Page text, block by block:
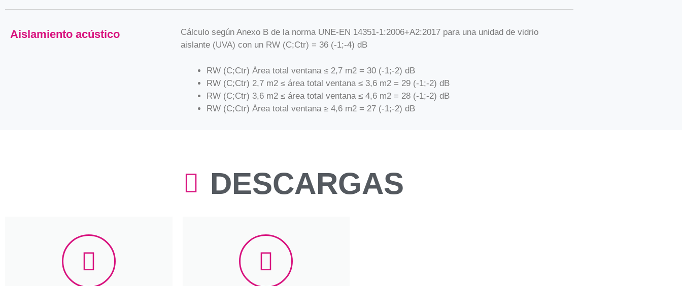
Aislamiento acústico
Cálculo según Anexo B de la norma UNE-EN 14351-1:2006+A2:2017 para una unidad de vidrio
aislante (UVA) con un RW (C;Ctr) = 36 (-1;-4) dB
RW (C;Ctr) Área total ventana ≤ 2,7 m2 = 30 (-1;-2) dB
RW (C;Ctr) 2,7 m2 ≤ área total ventana ≤ 3,6 m2 = 29 (-1;-2) dB
RW (C;Ctr) 3,6 m2 ≤ área total ventana ≤ 4,6 m2 = 28 (-1;-2) dB
RW (C;Ctr) Área total ventana ≥ 4,6 m2 = 27 (-1;-2) dB
DESCARGAS